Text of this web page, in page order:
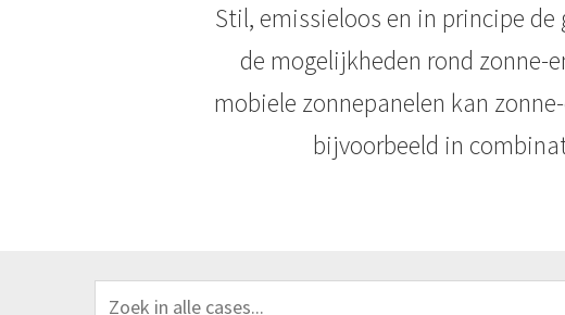
Stil, emissieloos en in principe
de mogelijkheden rond zonne-
mobiele zonnepanelen kan
bijvoorbeeld in